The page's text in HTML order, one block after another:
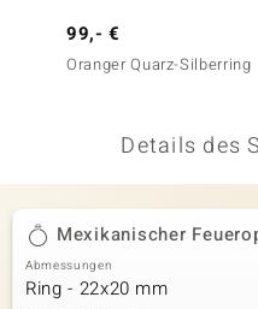
99,- €
Oranger Quarz-Silberring
Details des
Mexikanischer
Abmessungen
Ring - 22x20 mm